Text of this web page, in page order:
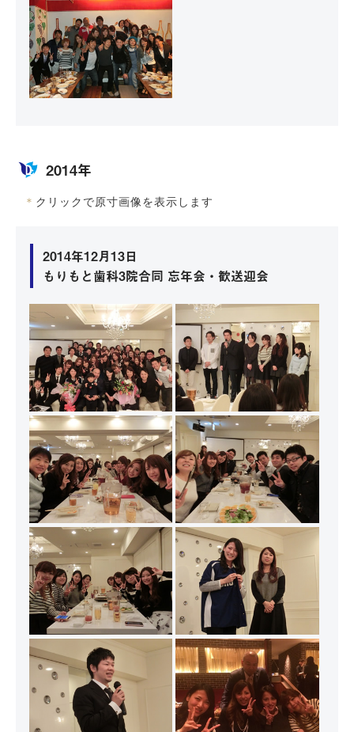
2014年
＊ クリックで原寸画像を表示します
2014年12月13日
もりもと歯科3院合同 忘年会・歓送迎会